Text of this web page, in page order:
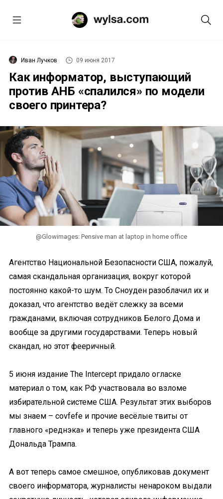
Иван Лучков 09 июня 2017
Как информатор, выступающий
против АНБ «спалился» по модели
своего принтера?
@Glowimages: Pensive man at laptop in home office
Агентство Национальной Безопасности США, пожалуй,
самая скандальная организация, вокруг которой
постоянно какой-то шум. То Сноуден разоблачил их и
доказал, что агентство ведёт слежку за всеми
гражданами, включая сотрудников Белого Дома и
вообще за другими государствами. Теперь новый
скандал, но этот фееричный.
5 июня издание The Intercept придало огласке
материал о том, как РФ участвовала во взломе
избирательной системе США. Результат этих выборов
мы знаем – covfefe и прочие весёлые твиты от
главного «реднэка» и теперь уже президента США
Дональда Трампа.
А вот теперь самое смешное, опубликовав документ
своего информатора, журналисты ненароком выдали